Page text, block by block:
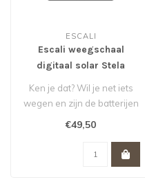
ESCALI
Escali weegschaal
digitaal solar Stela
antraciet
Ken je dat? Wil je net iets
wegen en zijn de batterijen
van je weegschaal leeg! ..
€49,50